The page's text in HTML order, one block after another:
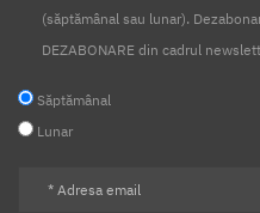
(săptămânal sau lunar).
DEZABONARE din cadrul
Săptămânal
Lunar